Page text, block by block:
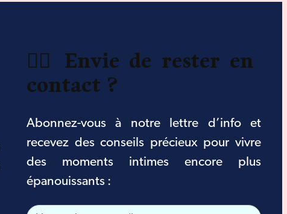
❤️‍🔥 Envie de rester en
contact ?
Abonnez-vous à notre lettre d’info et
recevez des conseils précieux pour vivre
des moments intimes encore plus
épanouissants :